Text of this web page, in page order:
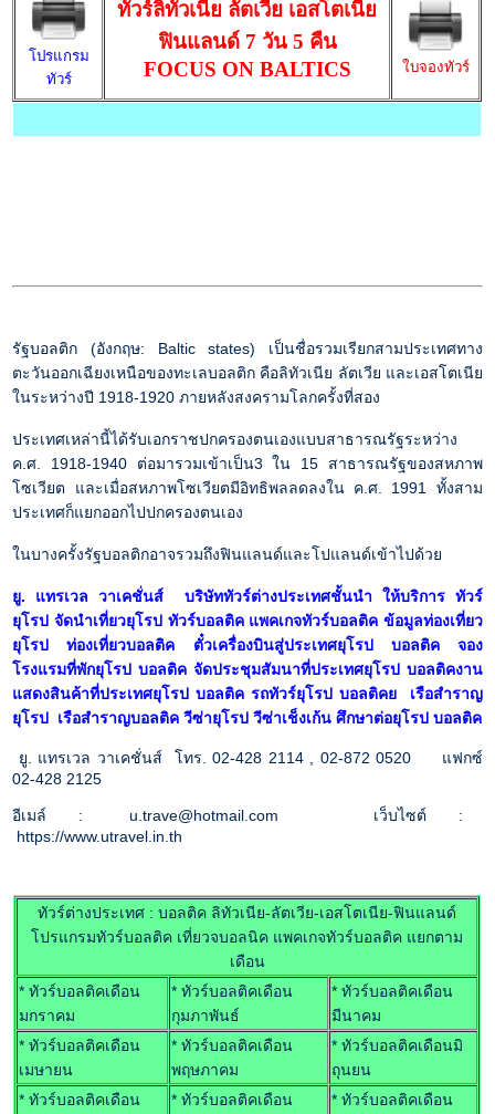
โปรแกรม
ทัวร์
ทัวร์ลิทัวเนีย ลัตเวีย เอสโตเนีย
ฟินแลนด์ 7 วัน 5 คืน
FOCUS ON BALTICS
ใบจองทัวร์
รัฐบอลติก (อังกฤษ: Baltic states) เป็นชื่อรวมเรียกสามประเทศทาง
ตะวันออกเฉียงเหนือของทะเลบอลติก คือลิทัวเนีย ลัตเวีย และเอสโตเนีย
ในระหว่างปี 1918-1920 ภายหลังสงครามโลกครั้งที่สอง
ประเทศเหล่านี้ได้รับเอกราชปกครองตนเองแบบสาธารณรัฐระหว่าง
ค.ศ. 1918-1940 ต่อมารวมเข้าเป็น3 ใน 15 สาธารณรัฐของสหภาพ
โซเวียต และเมื่อสหภาพโซเวียตมีอิทธิพลลดลงใน ค.ศ. 1991 ทั้งสาม
ประเทศก็แยกออกไปปกครองตนเอง
ในบางครั้งรัฐบอลติกอาจรวมถึงฟินแลนด์และโปแลนด์เข้าไปด้วย
ยู. แทรเวล วาเคชั่นส์ บริษัททัวร์ต่างประเทศชั้นนำ ให้บริการ ทัวร์
ยุโรป จัดนำเที่ยวยุโรป ทัวร์บอลติค แพคเกจทัวร์บอลติค ข้อมูลท่องเที่ยว
ยุโรป ท่องเที่ยวบอลติค ตั๋วเครื่องบินสู่ประเทศยุโรป บอลติค จอง
โรงแรมที่พักยุโรป บอลติค จัดประชุมสัมนาที่ประเทศยุโรป บอลติคงาน
แสดงสินค้าที่ประเทศยุโรป บอลติค รถทัวร์ยุโรป บอลติคย เรือสำราญ
ยุโรป เรือสำราญบอลติค วีซ่ายุโรป วีซ่าเช็งเก้น ศึกษาต่อยุโรป บอลติค
ยู. แทรเวล วาเคชั่นส์ โทร. 02-428 2114 , 02-872 0520 แฟกซ์
02-428 2125
อีเมล์ : u.trave@hotmail.com เว็บไซต์ :
https://www.utravel.in.th
ทัวร์ต่างประเทศ : บอลติค ลิทัวเนีย-ลัตเวีย-เอสโตเนีย-ฟินแลนด์
โปรแกรมทัวร์บอลติค เที่ยวจบอลนิค แพคเกจทัวร์บอลติค แยกตาม
เดือน
* ทัวร์บอลติคเดือน
มกราคม
* ทัวร์บอลติคเดือน
กุมภาพันธ์
* ทัวร์บอลติคเดือน
มีนาคม
* ทัวร์บอลติคเดือน
เมษายน
* ทัวร์บอลติคเดือน
พฤษภาคม
* ทัวร์บอลติคเดือนมิ
ถุนยน
* ทัวร์บอลติคเดือน
* ทัวร์บอลติคเดือน
* ทัวร์บอลติคเดือน